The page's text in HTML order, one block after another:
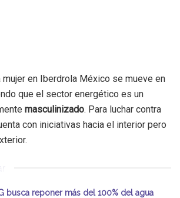
mujer en Iberdrola México se mueve en
que el sector energético es un
masculinizado. Para luchar contra
con iniciativas hacia el interior pero
busca reponer más del 100% del agua